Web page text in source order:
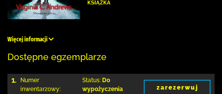
Więcej informacji
Dostępne egzemplarze
1.
Numer
inwentarzowy:
Status: Do
wypożyczenia
zarezerwuj